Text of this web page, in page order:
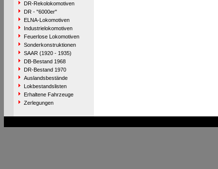
DR-Rekolokomotiven
DR - "6000er"
ELNA-Lokomotiven
Industrielokomotiven
Feuerlose Lokomotiven
Sonderkonstruktionen
SAAR (1920 - 1935)
DB-Bestand 1968
DR-Bestand 1970
Auslandsbestände
Lokbestandslisten
Erhaltene Fahrzeuge
Zerlegungen